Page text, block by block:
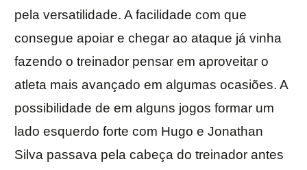
pela versatilidade. A facilidade com que
consegue apoiar e chegar ao ataque já vinha
fazendo o treinador pensar em aproveitar o
atleta mais avançado em algumas ocasiões. A
possibilidade de em alguns jogos formar um
lado esquerdo forte com Hugo e Jonathan
Silva passava pela cabeça do treinador antes